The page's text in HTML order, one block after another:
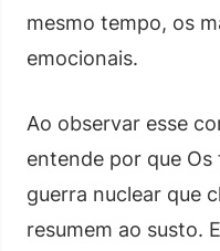
mesmo tempo, os
emocionais.
Ao observar esse
entende por que
guerra nuclear que
resumem ao susto.